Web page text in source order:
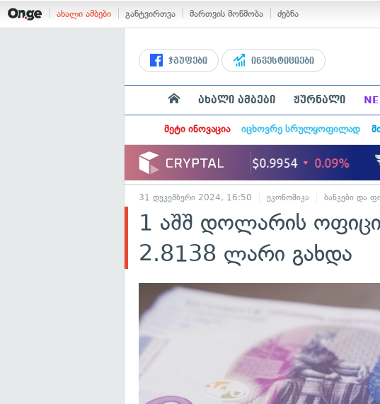
ახალი ამბები განტვირთვა მართვის მოწმობა ძებნა
ჯგუფები ინვესტიციები
ახალი ამბები ჟურნალი NE
მეტი ინოვაცია იცხოვრე სრულყოფილად
31 დეკემბერი 2024, 16:50 ეკონომიკა ბანკები და
1 აშშ დოლარის
2.8138 ლარი გახდა